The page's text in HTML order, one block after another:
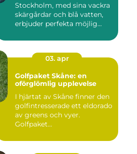
Stockholm, med sina vackra
skärgårdar och blå vatten,
erbjuder perfekta möjlig...
03. apr
Golfpaket Skåne: en
oförglömlig upplevelse
I hjärtat av Skåne finner den
golfintresserade ett eldorado
av greens och vyer.
Golfpaket...